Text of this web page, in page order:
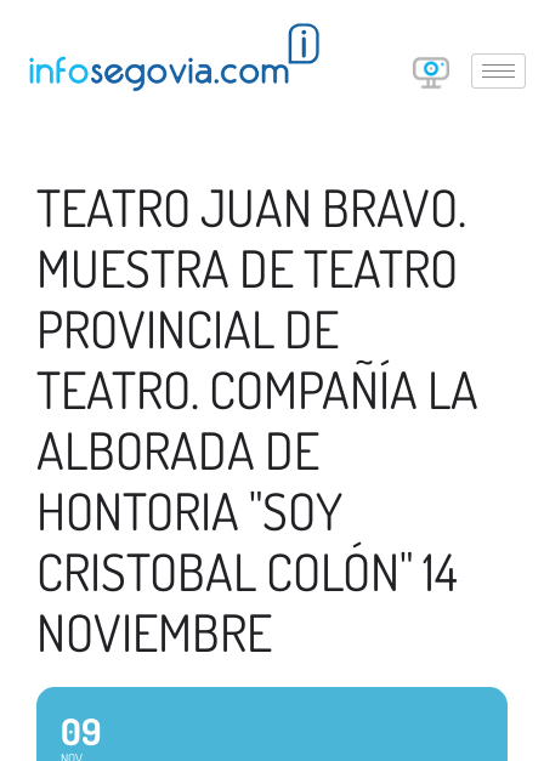
TEATRO JUAN BRAVO.
MUESTRA DE TEATRO
PROVINCIAL DE
TEATRO. COMPAÑÍA LA
ALBORADA DE
HONTORIA "SOY
CRISTOBAL COLÓN" 14
NOVIEMBRE
09